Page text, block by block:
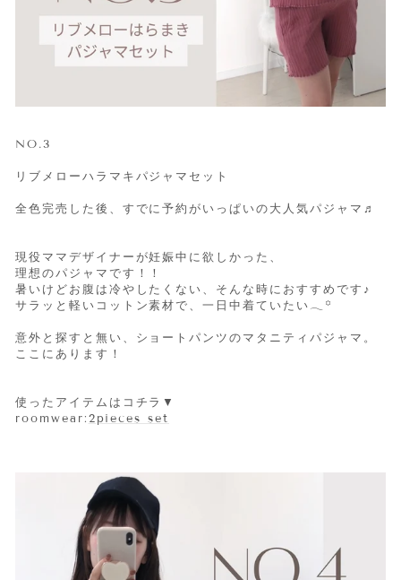
NO.3
リブメローハラマキパジャマセット
全色完売した後、すでに予約がいっぱいの大人気パジャマ♬
現役ママデザイナーが妊娠中に欲しかった、
理想のパジャマです！！
暑いけどお腹は冷やしたくない、そんな時におすすめです♪
サラッと軽いコットン素材で、一日中着ていたい𓂃꙳
意外と探すと無い、ショートパンツのマタニティパジャマ。
ここにあります！
使ったアイテムはコチラ▼
roomwear:2pieces set